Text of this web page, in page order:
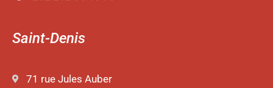
Saint-Denis
71 rue Jules Auber